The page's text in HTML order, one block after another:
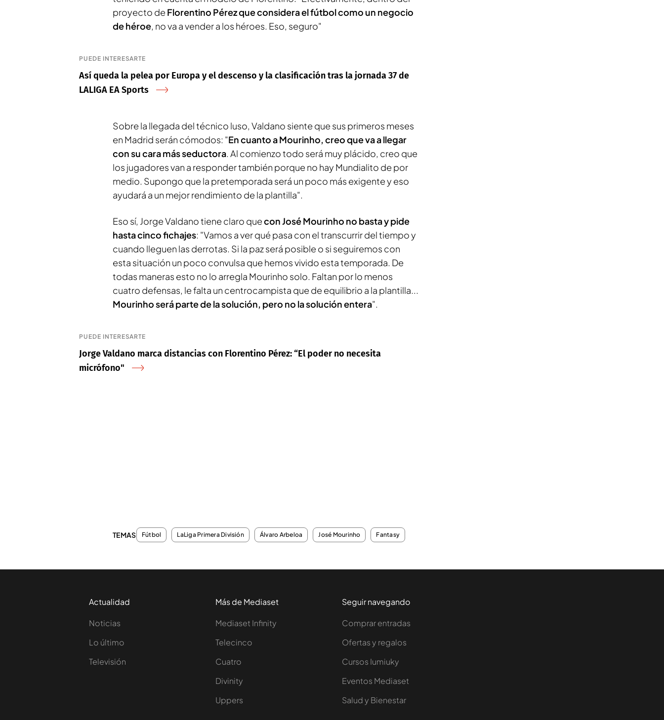
proyecto de Florentino Pérez que considera el fútbol como un negocio
de héroe, no va a vender a los héroes. Eso, seguro"
PUEDE INTERESARTE
Así queda la pelea por Europa y el descenso y la clasificación tras la jornada 37 de
LALIGA EA Sports
Sobre la llegada del técnico luso, Valdano siente que sus primeros meses
en Madrid serán cómodos: "En cuanto a Mourinho, creo que va a llegar
con su cara más seductora. Al comienzo todo será muy plácido, creo que
los jugadores van a responder también porque no hay Mundialito de por
medio. Supongo que la pretemporada será un poco más exigente y eso
ayudará a un mejor rendimiento de la plantilla".
Eso sí, Jorge Valdano tiene claro quecon José Mourinho no basta y pide
hasta cinco fichajes: "Vamos a ver qué pasa con el transcurrir del tiempo y
cuando lleguen las derrotas. Si la paz será posible o si seguiremos con
esta situación un poco convulsa que hemos vivido esta temporada. De
todas maneras esto no lo arregla Mourinho solo. Faltan por lo menos
cuatro defensas, le falta un centrocampista que de equilibrio a la plantilla...
Mourinho será parte de la solución, pero no la solución entera".
PUEDE INTERESARTE
Jorge Valdano marca distancias con Florentino Pérez: “El poder no necesita
micrófono"
TEMAS Fútbol LaLiga Primera División Álvaro Arbeloa José Mourinho Fantasy
Actualidad
Noticias
Lo último
Televisión
Más de Mediaset
Mediaset Infinity
Telecinco
Cuatro
Divinity
Uppers
Seguir navegando
Comprar entradas
Ofertas y regalos
Cursos Iumiuky
Eventos Mediaset
Salud y Bienestar